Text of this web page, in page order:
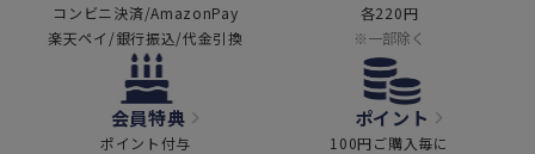
コンビニ決済/AmazonPay
楽天ペイ/銀行振込/代金引換
各220円
※一部除く
会員特典
ポイント付与
ポイント
100円ご購入毎に